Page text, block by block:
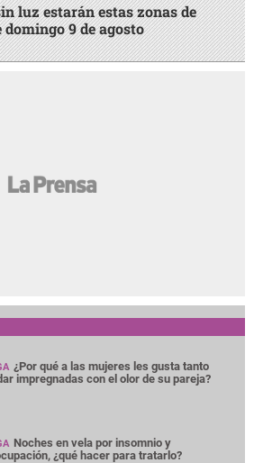
luz estarán estas zonas de
9 de agosto
¿Por qué a las mujeres les gusta tanto
impregnadas con el olor de su pareja?
Noches en vela por insomnio y
¿qué hacer para tratarlo?